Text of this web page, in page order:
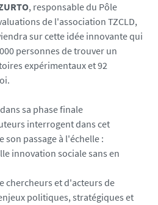
, responsable du Pôle
de l'association TZCLD,
sur cette idée innovante qui
personnes de trouver un
expérimentaux et 92
sa phase finale
interrogent dans cet
son passage à l'échelle :
innovation sociale sans en
chercheurs et d'acteurs de
politiques, stratégiques et